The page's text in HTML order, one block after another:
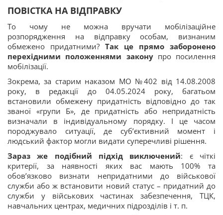
ПОВІСТКА НА ВІДПРАВКУ
То чому не можна вручати мобілізаційне
розпорядження на відправку особам, визнаним
обмежено придатними? Так це прямо заборонено
перехідними положеннями закону про посилення
мобілізації.
Зокрема, за старим наказом МО №402 від 14.08.2008
року, в редакції до 04.05.2024 року, багатьом
встановили обмежену придатність відповідно до так
званої «групи Б», де придатність або непридатність
визначали в індивідуальному порядку. І це часом
породжувало ситуації, де суб’єктивний момент і
людський фактор могли видати суперечливі рішення.
Зараз же подібний підхід виключений: є чіткі
критерії, за наявності яких вас мають 100% та
обов’язково визнати непридатними до військової
служби або ж встановити новий статус – придатний до
служби у військових частинах забезпечення, ТЦК,
навчальних центрах, медичних підрозділів і т. п.